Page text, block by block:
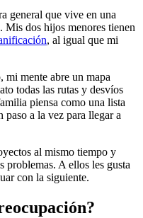
general que vive en una
Mis dos hijos menores tienen
, al igual que mi
mi mente abre un mapa
todas las rutas y desvíos
piensa como una lista
paso a la vez para llegar a
al mismo tiempo y
problemas. A ellos les gusta
con la siguiente.